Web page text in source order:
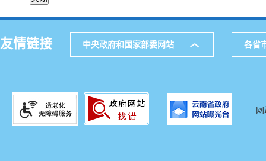
友情链接 中央政府和国家部委网站 各省